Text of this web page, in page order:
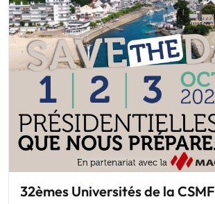
32èmes Universités de la CSMF